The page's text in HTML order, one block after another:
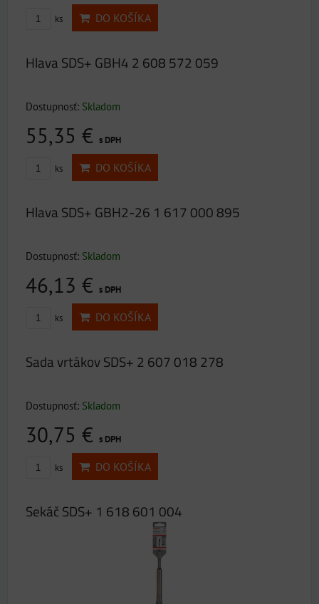
ks DO KOŠÍKA
Hlava SDS+ GBH4 2 608 572 059
Dostupnosť: Skladom
55,35 € s DPH
ks DO KOŠÍKA
Hlava SDS+ GBH2-26 1 617 000 895
Dostupnosť: Skladom
46,13 € s DPH
ks DO KOŠÍKA
Sada vrtákov SDS+ 2 607 018 278
Dostupnosť: Skladom
30,75 € s DPH
ks DO KOŠÍKA
Sekáč SDS+ 1 618 601 004